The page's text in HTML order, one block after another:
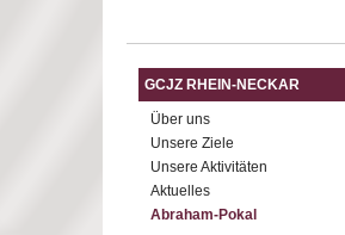
GCJZ RHEIN-NECKAR
Über uns
Unsere Ziele
Unsere Aktivitäten
Aktuelles
Abraham-Pokal